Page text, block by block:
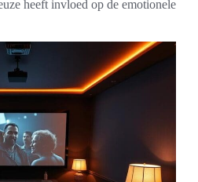
heeft invloed op de emotionele